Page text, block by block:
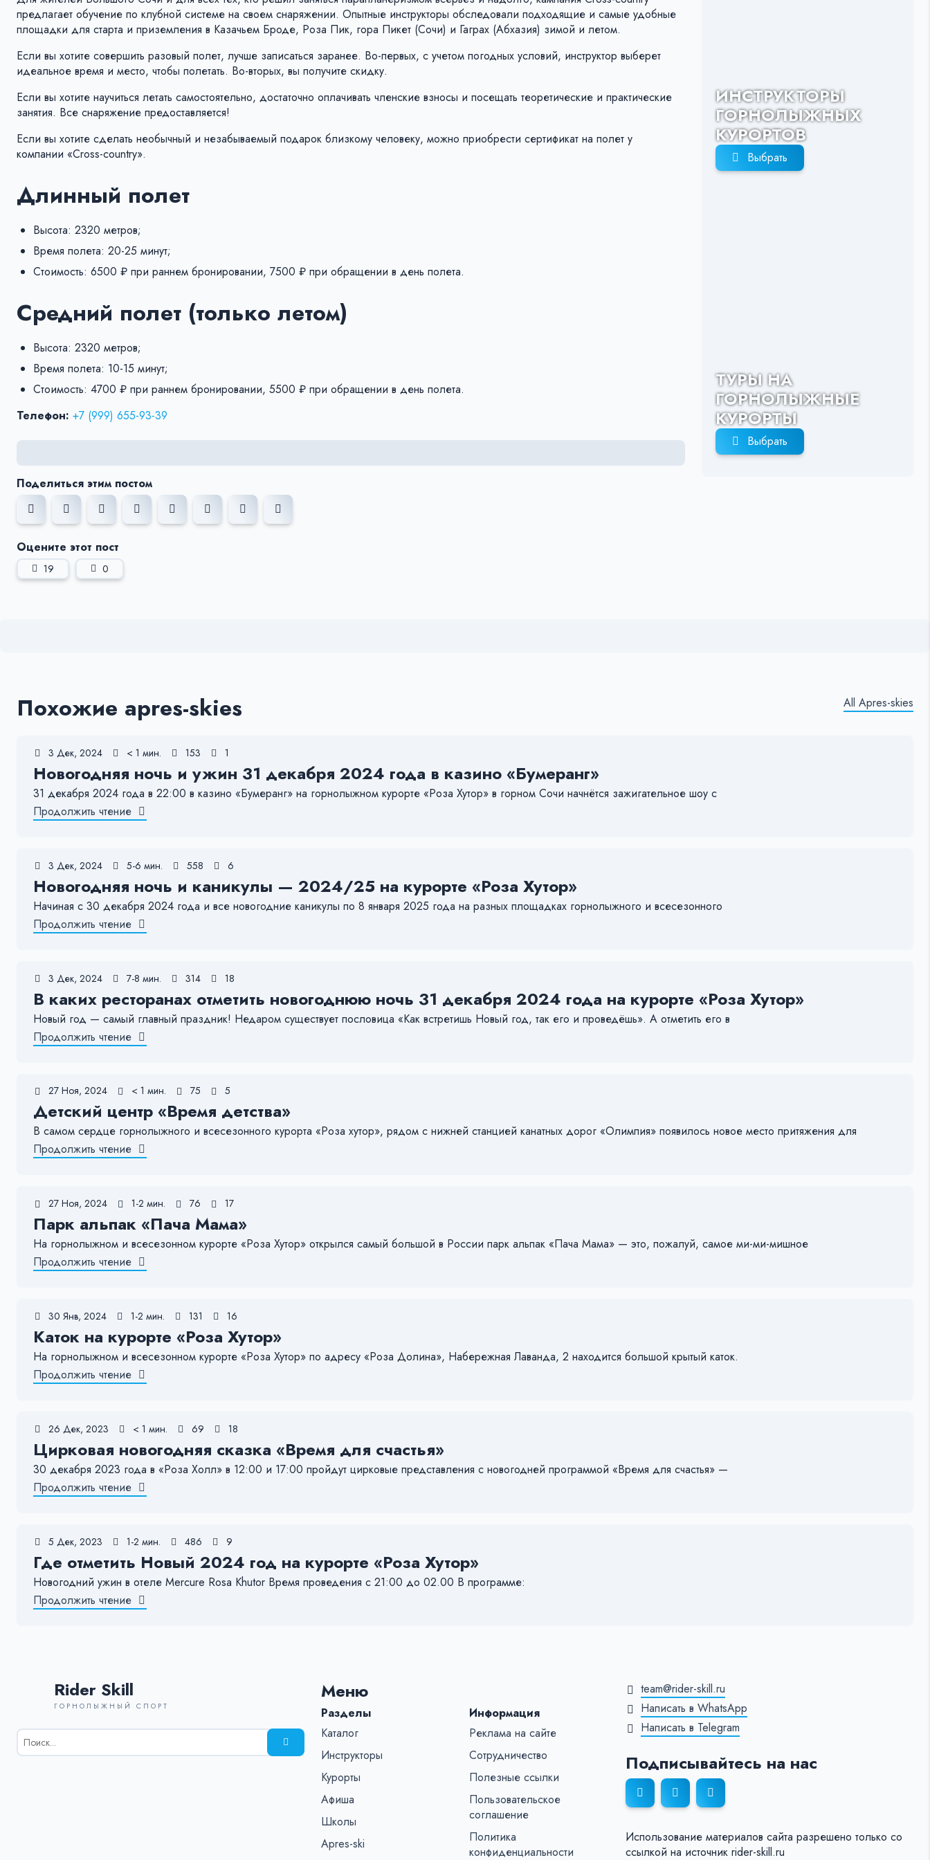
предлагает обучение по клубной системе на своем снаряжении. Опытные инструкторы обследовали подходящие и самые удобные
площадки для старта и приземления в Казачьем Броде, Роза Пик, гора Пикет (Сочи) и Гаграх (Абхазия) зимой и летом.
Если вы хотите совершить разовый полет, лучше записаться заранее. Во-первых, с учетом погодных условий, инструктор выберет
идеальное время и место, чтобы полетать. Во-вторых, вы получите скидку.
Если вы хотите научиться летать самостоятельно, достаточно оплачивать членские взносы и посещать теоретические и практические
занятия. Все снаряжение предоставляется!
Если вы хотите сделать необычный и незабываемый подарок близкому человеку, можно приобрести сертификат на полет у
компании «Cross-country».
Длинный полет
Высота: 2320 метров;
Время полета: 20-25 минут;
Стоимость: 6500 ₽ при раннем бронировании, 7500 ₽ при обращении в день полета.
Средний полет (только летом)
Высота: 2320 метров;
Время полета: 10-15 минут;
Стоимость: 4700 ₽ при раннем бронировании, 5500 ₽ при обращении в день полета.
Телефон: +7 (999) 655-93-39
Поделиться этим постом
Оцените этот пост
19 0
ИНСТРУКТОРЫ
ГОРНОЛЫЖНЫХ
КУРОРТОВ
Выбрать
ТУРЫ НА
ГОРНОЛЫЖНЫЕ
КУРОРТЫ
Выбрать
Похожие apres-skies All Apres-skies
3 Дек, 2024 < 1 мин. 153 1
Новогодняя ночь и ужин 31 декабря 2024 года в казино «Бумеранг»
31 декабря 2024 года в 22:00 в казино «Бумеранг» на горнолыжном курорте «Роза Хутор» в горном Сочи начнётся зажигательное шоу с
Продолжить чтение
3 Дек, 2024 5-6 мин. 558 6
Новогодняя ночь и каникулы — 2024/25 на курорте «Роза Хутор»
Начиная с 30 декабря 2024 года и все новогодние каникулы по 8 января 2025 года на разных площадках горнолыжного и всесезонного
Продолжить чтение
3 Дек, 2024 7-8 мин. 314 18
В каких ресторанах отметить новогоднюю ночь 31 декабря 2024 года на курорте «Роза Хутор»
Новый год — самый главный праздник! Недаром существует пословица «Как встретишь Новый год, так его и проведёшь». А отметить его в
Продолжить чтение
27 Ноя, 2024 < 1 мин. 75 5
Детский центр «Время детства»
В самом сердце горнолыжного и всесезонного курорта «Роза хутор», рядом с нижней станцией канатных дорог «Олимпия» появилось новое место притяжения для
Продолжить чтение
27 Ноя, 2024 1-2 мин. 76 17
Парк альпак «Пача Мама»
На горнолыжном и всесезонном курорте «Роза Хутор» открылся самый большой в России парк альпак «Пача Мама» — это, пожалуй, самое ми-ми-мишное
Продолжить чтение
30 Янв, 2024 1-2 мин. 131 16
Каток на курорте «Роза Хутор»
На горнолыжном и всесезонном курорте «Роза Хутор» по адресу «Роза Долина», Набережная Лаванда, 2 находится большой крытый каток.
Продолжить чтение
26 Дек, 2023 < 1 мин. 69 18
Цирковая новогодняя сказка «Время для счастья»
30 декабря 2023 года в «Роза Холл» в 12:00 и 17:00 пройдут цирковые представления с новогодней программой «Время для счастья» —
Продолжить чтение
5 Дек, 2023 1-2 мин. 486 9
Где отметить Новый 2024 год на курорте «Роза Хутор»
Новогодний ужин в отеле Mercure Rosa Khutor Время проведения с 21:00 до 02.00 В программе:
Продолжить чтение
Rider Skill
ГОРНОЛЫЖНЫЙ СПОРТ
Результаты
поиска
Меню
Разделы
Каталог
Инструкторы
Курорты
Афиша
Школы
Apres-ski
Информация
Реклама на сайте
Сотрудничество
Полезные ссылки
Пользовательское
соглашение
Политика
конфиденциальности
team@rider-skill.ru
Написать в WhatsApp
Написать в Telegram
Подписывайтесь на нас
Использование материалов сайта разрешено только со
ссылкой на источник rider-skill.ru